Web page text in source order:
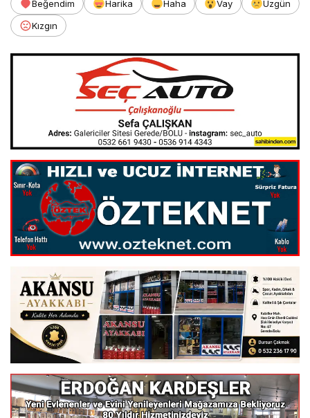
Beğendim Harika Haha Vay
Üzgün
Kızgın